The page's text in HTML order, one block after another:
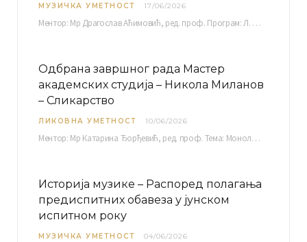
МУЗИЧКА УМЕТНОСТ 17/06/2026
Ментор: Мр Драгослав Аћимовић, ред. проф. Програм: Л. Ван Бетовен: Соната оп. 31 бр. 2 у…
Одбрана завршног рада Мастер
академских студија – Никола Миланов
– Сликарство
ЛИКОВНА УМЕТНОСТ 10/06/2026
Ментор: Мр Катарина Ђорђевић, ред. проф. Тема: Монолог емоција Среда, 17. 06. 2026. у 15:30 сати Сала бр. 12 Факултета уметности у Нишу, Кнегиње…
Историја музике – Распоред полагања
предиспитних обавеза у јунском
испитном року
МУЗИЧКА УМЕТНОСТ 04/06/2026